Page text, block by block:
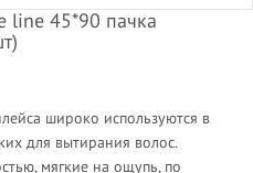
line 45*90 пачка
широко используются в
для вытирания волос.
мягкие на ощупь, по